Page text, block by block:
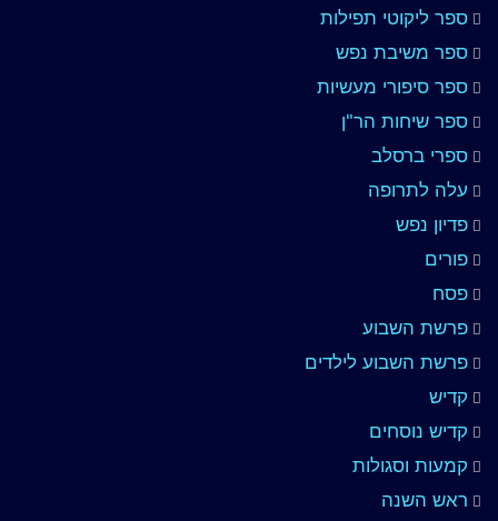
ספר ליקוטי תפילות
ספר משיבת נפש
ספר סיפורי מעשיות
ספר שיחות הר"ן
ספרי ברסלב
עלה לתרופה
פדיון נפש
פורים
פסח
פרשת השבוע
פרשת השבוע לילדים
קדיש
קדיש נוסחים
קמעות וסגולות
ראש השנה